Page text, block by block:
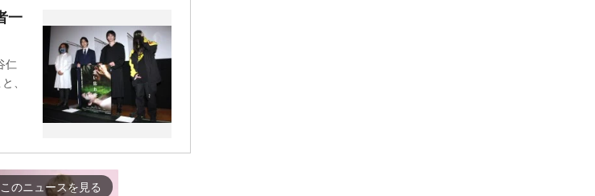
一
仁
、
このニュースを見る